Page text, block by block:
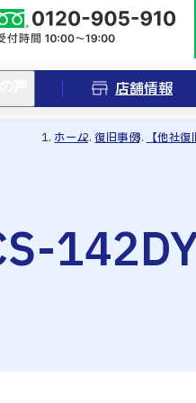
店舗情報
ホーム 復旧事例 【他社